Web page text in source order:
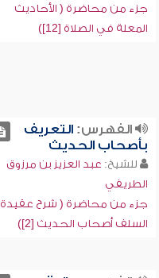
جزء من محاضرة ( الأحاديث
المعلة في الصلاة [12])
الفهرس:التعريف
بأصحاب الحديث
للشيخ: عبد العزيز بن مرزوق
الطريفي
جزء من محاضرة ( شرح عقيدة
السلف أصحاب الحديث [2])